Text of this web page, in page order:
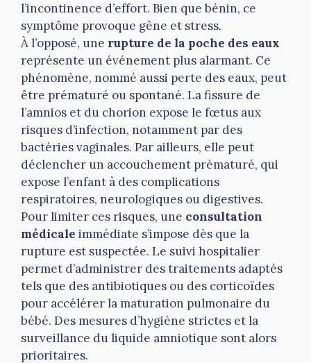
l’incontinence d’effort. Bien que bénin, ce
symptôme provoque gêne et stress.
À l’opposé, une rupture de la poche des eaux
représente un événement plus alarmant. Ce
phénomène, nommé aussi perte des eaux, peut
être prématuré ou spontané. La fissure de
l’amnios et du chorion expose le fœtus aux
risques d’infection, notamment par des
bactéries vaginales. Par ailleurs, elle peut
déclencher un accouchement prématuré, qui
expose l’enfant à des complications
respiratoires, neurologiques ou digestives.
Pour limiter ces risques, une consultation
médicale immédiate s’impose dès que la
rupture est suspectée. Le suivi hospitalier
permet d’administrer des traitements adaptés
tels que des antibiotiques ou des corticoïdes
pour accélérer la maturation pulmonaire du
bébé. Des mesures d’hygiène strictes et la
surveillance du liquide amniotique sont alors
prioritaires.